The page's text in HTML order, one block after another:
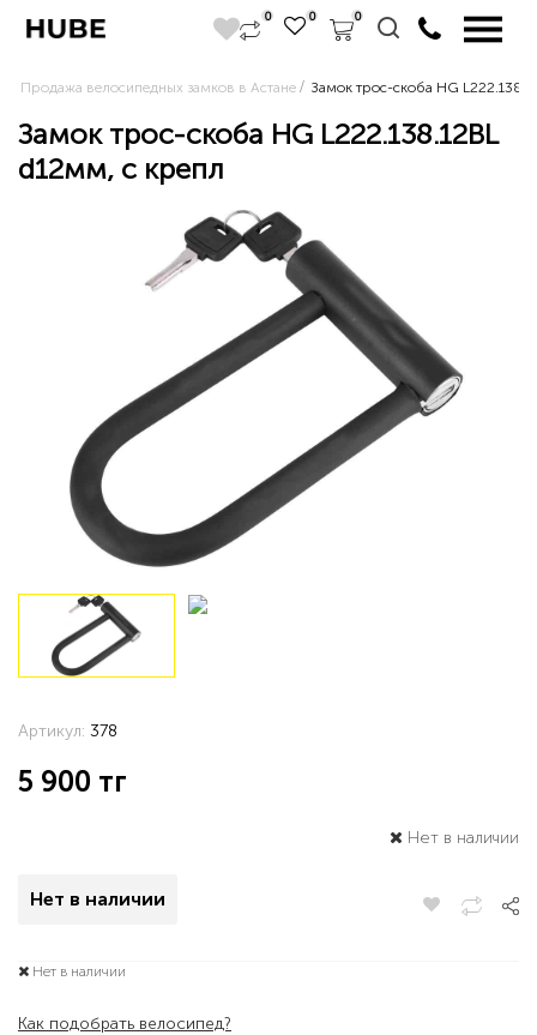
0 0 0
Продажа велосипедных замков в Астане Замок трос-скоба HG
Замок трос-скоба HG L222.138.12BL
d12мм, с крепл
Артикул: 378
5 900 тг
Нет в наличии
Нет в наличии
Нет в наличии
Как подобрать велосипед?